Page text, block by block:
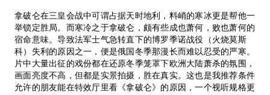
拿破仑在三皇会战中可谓占据天时地利，料峭的寒冰更是帮他一
举锁定胜局。而寒冷之于拿破仑，颇有些成也萧何，败也萧何的
宿命意味。导致法军士气急转直下的博罗季诺战役（火烧莫斯
科）失利的原因之一，便是俄国冬季那漫长而难以忍受的严寒。
片中大量出征的戏份都在还原冬季笼罩下欧洲大陆萧杀的氛围，
画面亮度不高，但都是实景拍摄，胜在真实。这也是我推荐条件
允许的朋友能在特效厅里看《拿破仑》的原因，一个视听规格更